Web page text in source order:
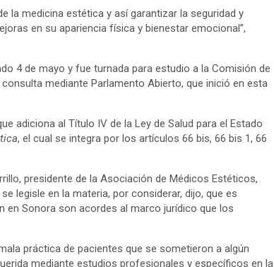
la medicina estética y así garantizar la seguridad y
en su apariencia física y bienestar emocional”,
4 de mayo y fue turnada para estudio a la Comisión de
mediante Parlamento Abierto, que inició en esta
adiciona al Título IV de la Ley de Salud para el Estado
, el cual se integra por los artículos 66 bis, 66 bis 1, 66
presidente de la Asociación de Médicos Estéticos,
legisle en la materia, por considerar, dijo, que es
en Sonora son acordes al marco jurídico que los
práctica de pacientes que se sometieron a algún
mediante estudios profesionales y específicos en la